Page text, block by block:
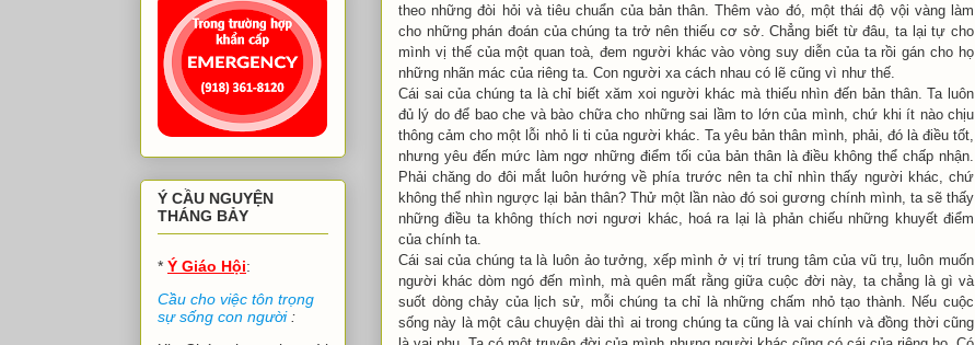
theo những đòi hỏi và tiêu chuẩn của bản thân. Thêm vào đó, một thái độ vội vàng làm
cho những phán đoán của chúng ta trở nên thiếu cơ sở. Chẳng biết từ đâu, ta lại tự cho
mình vị thế của một quan toà, đem người khác vào vòng suy diễn của ta rồi gán cho họ
những nhãn mác của riêng ta. Con người xa cách nhau có lẽ cũng vì như thế.
Cái sai của chúng ta là chỉ biết xăm xoi người khác mà thiếu nhìn đến bản thân. Ta luôn
đủ lý do để bao che và bào chữa cho những sai lầm to lớn của mình, chứ khi ít nào chịu
thông cảm cho một lỗi nhỏ li ti của người khác. Ta yêu bản thân mình, phải, đó là điều tốt,
nhưng yêu đến mức làm ngơ những điểm tối của bản thân là điều không thể chấp nhận.
Phải chăng do đôi mắt luôn hướng về phía trước nên ta chỉ nhìn thấy người khác, chứ
không thể nhìn ngược lại bản thân? Thử một lần nào đó soi gương chính mình, ta sẽ thấy
những điều ta không thích nơi ngươi khác, hoá ra lại là phản chiếu những khuyết điểm
của chính ta.
Cái sai của chúng ta là luôn ảo tưởng, xếp mình ở vị trí trung tâm của vũ trụ, luôn muốn
người khác dòm ngó đến mình, mà quên mất rằng giữa cuộc đời này, ta chẳng là gì và
suốt dòng chảy của lịch sử, mỗi chúng ta chỉ là những chấm nhỏ tạo thành. Nếu cuộc
sống này là một câu chuyện dài thì ai trong chúng ta cũng là vai chính và đồng thời cũng
Ý CẦU NGUYỆN
THÁNG BẢY
* Ý Giáo Hội:
Cầu cho việc tôn trọng
sự sống con người: